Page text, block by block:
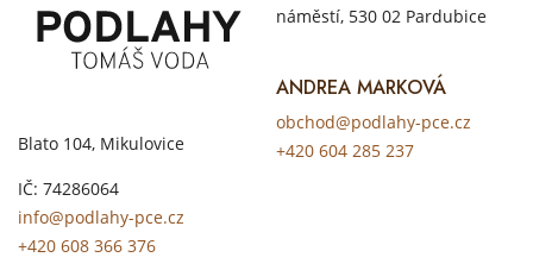
Blato 104, Mikulovice
IČ: 74286064
info@podlahy-pce.cz
+420 608 366 376
náměstí, 530 02 Pardubice
ANDREA MARKOVÁ
obchod@podlahy-pce.cz
+420 604 285 237